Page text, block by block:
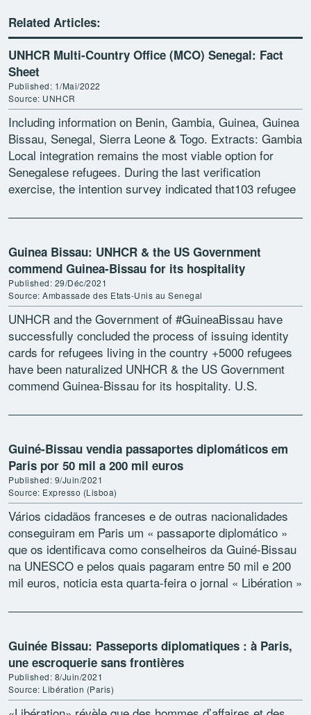
Related Articles:
UNHCR Multi-Country Office (MCO) Senegal: Fact
Sheet
Published: 1/Mai/2022
Source: UNHCR
Including information on Benin, Gambia, Guinea, Guinea
Bissau, Senegal, Sierra Leone & Togo. Extracts: Gambia
Local integration remains the most viable option for
Senegalese refugees. During the last verification
exercise, the intention survey indicated that103 refugee
Guinea Bissau: UNHCR & the US Government
commend Guinea-Bissau for its hospitality
Published: 29/Déc/2021
Source: Ambassade des Etats-Unis au Senegal
UNHCR and the Government of #GuineaBissau have
successfully concluded the process of issuing identity
cards for refugees living in the country +5000 refugees
have been naturalized UNHCR & the US Government
commend Guinea-Bissau for its hospitality. U.S.
Guiné-Bissau vendia passaportes diplomáticos em
Paris por 50 mil a 200 mil euros
Published: 9/Juin/2021
Source: Expresso (Lisboa)
Vários cidadãos franceses e de outras nacionalidades
conseguiram em Paris um « passaporte diplomático »
que os identificava como conselheiros da Guiné-Bissau
na UNESCO e pelos quais pagaram entre 50 mil e 200
mil euros, noticia esta quarta-feira o jornal « Libération »
Guinée Bissau: Passeports diplomatiques : à Paris,
une escroquerie sans frontières
Published: 8/Juin/2021
Source: Libération (Paris)